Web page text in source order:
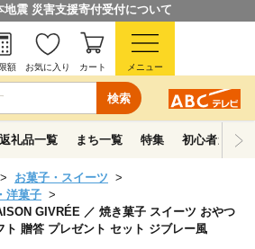
地震 災害支援寄付受付について
検索
額 お気に入り カート メニュー
返礼品一覧 まち一覧 特集 初心者ガイド
お菓子・スイーツ
洋菓子
GIVRÉE ／ 焼き菓子 スイーツ おやつ
ト 贈答 プレゼント セット ジブレー風